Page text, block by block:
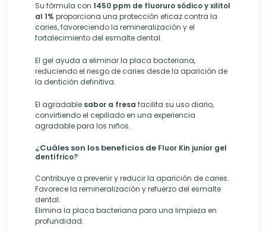
Su fórmula con 1450 ppm de fluoruro sódico y xilitol
al 1% proporciona una protección eficaz contra la
caries, favoreciendo la remineralización y el
fortalecimiento del esmalte dental.
El gel ayuda a eliminar la placa bacteriana,
reduciendo el riesgo de caries desde la aparición de
la dentición definitiva.
El agradable sabor a fresa facilita su uso diario,
convirtiendo el cepillado en una experiencia
agradable para los niños.
¿Cuáles son los beneficios de Fluor Kin junior gel
dentífrico?
Contribuye a prevenir y reducir la aparición de caries.
Favorece la remineralización y refuerzo del esmalte
dental.
Elimina la placa bacteriana para una limpieza en
profundidad.